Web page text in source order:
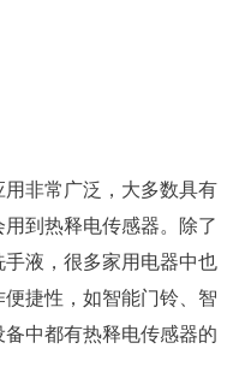
非常广泛，大多数具有
到热释电传感器。除了
液，很多家用电器中也
捷性，如智能门铃、智
中都有热释电传感器的